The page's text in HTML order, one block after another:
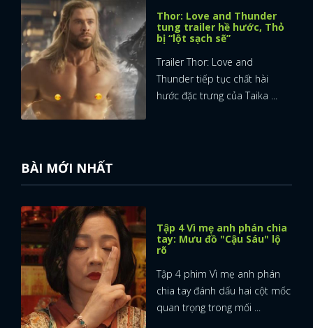
Thor: Love and Thunder
tung trailer hề hước, Thỏ
bị “lột sạch sẽ”
Trailer Thor: Love and
Thunder tiếp tục chất hài
hước đặc trưng của Taika ...
BÀI MỚI NHẤT
Tập 4 Vì mẹ anh phán chia
tay: Mưu đồ "Cậu Sáu" lộ
rõ
Tập 4 phim Vì mẹ anh phán
chia tay đánh dấu hai cột mốc
quan trọng trong mối ...